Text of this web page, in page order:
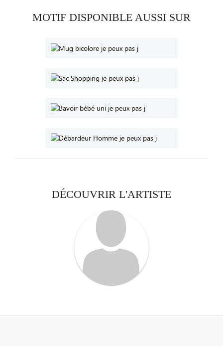
MOTIF DISPONIBLE AUSSI SUR
DÉCOUVRIR L'ARTISTE